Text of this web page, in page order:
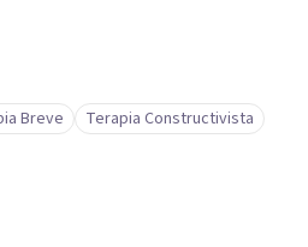
Breve Terapia Constructivista